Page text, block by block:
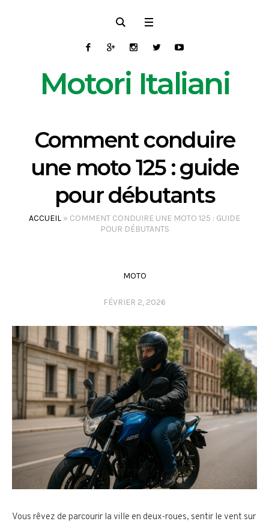
Motori Italiani
Comment conduire
une moto 125 : guide
pour débutants
ACCUEIL » COMMENT CONDUIRE UNE MOTO 125 : GUIDE
POUR DÉBUTANTS
MOTO
FÉVRIER 2, 2026
Vous rêvez de parcourir la ville en deux-roues, sentir le vent sur